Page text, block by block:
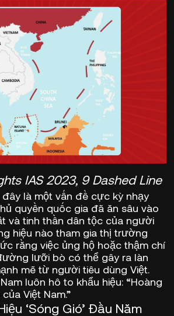
IAS 2023, 9 Dashed Line
đây là một vấn đề cực kỳ nhạy
quyền quốc gia đã ăn sâu vào
và tinh thần dân tộc của người
hiệu nào tham gia thị trường
rằng việc ủng hộ hoặc thậm chí
lưỡi bò có thể gây ra làn
mẽ từ người tiêu dùng Việt.
luôn hô to khẩu hiệu: “Hoàng
Việt Nam.”
‘Sóng Gió’ Đầu Năm